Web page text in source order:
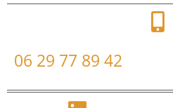
06 29 77 89 42